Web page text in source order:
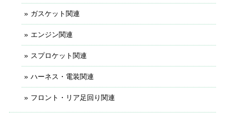
ガスケット関連
エンジン関連
スプロケット関連
ハーネス・電装関連
フロント・リア足回り関連